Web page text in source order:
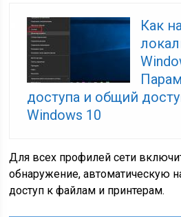
Как
доступа и общий
Windows 10
Для всех профилей сети
обнаружение, автоматическую
доступ к файлам и принтерам.